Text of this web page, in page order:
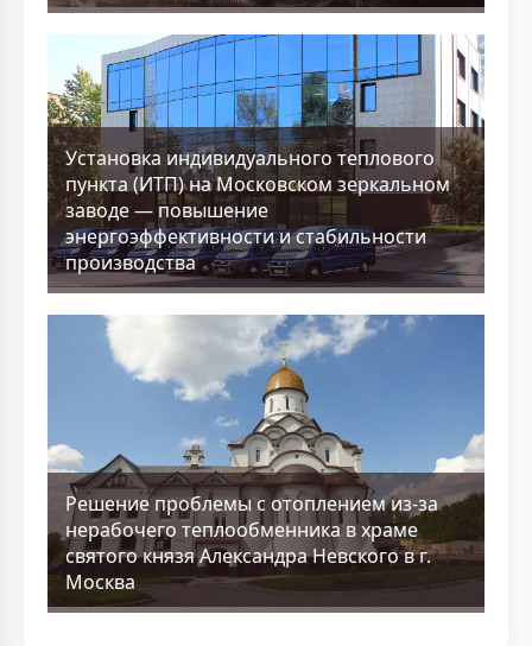
Установка индивидуального теплового
пункта (ИТП) на Московском зеркальном
заводе — повышение
энергоэффективности и стабильности
производства
Решение проблемы с отоплением из-за
нерабочего теплообменника в храме
святого князя Александра Невского в г.
Москва